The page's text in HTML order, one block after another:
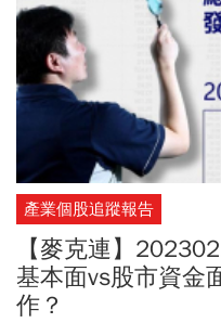
產業個股追蹤報告
【麥克連】
基本面vs股市資金
作？